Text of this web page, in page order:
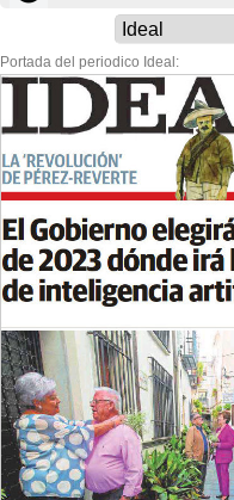
Portada del periodico Ideal: